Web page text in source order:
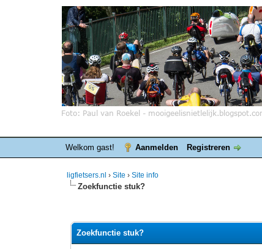
Welkom gast! Aanmelden Registreren
ligfietsers.nl ›Site›Site info
Zoekfunctie stuk?
Zoekfunctie stuk?